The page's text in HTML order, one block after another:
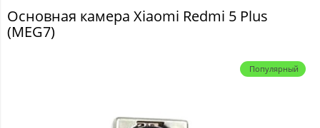
Основная камера Xiaomi Redmi 5 Plus
(MEG7)
Популярный